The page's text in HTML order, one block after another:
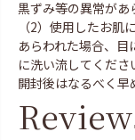
黒ずみ等の異常があ
（2）使用したお
あらわれた場合、
に洗い流してくださ
開封後はなるべく早